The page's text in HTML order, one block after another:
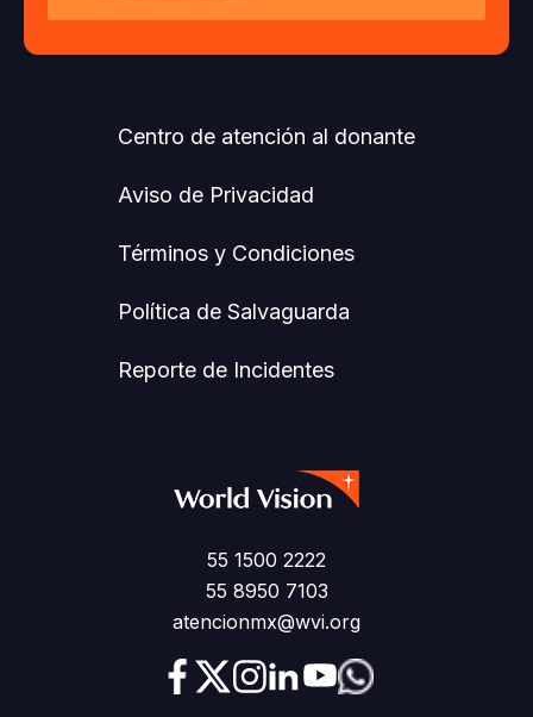
Centro de atención al donante
Aviso de Privacidad
Términos y Condiciones
Política de Salvaguarda
Reporte de Incidentes
55 1500 2222
55 8950 7103
atencionmx@wvi.org